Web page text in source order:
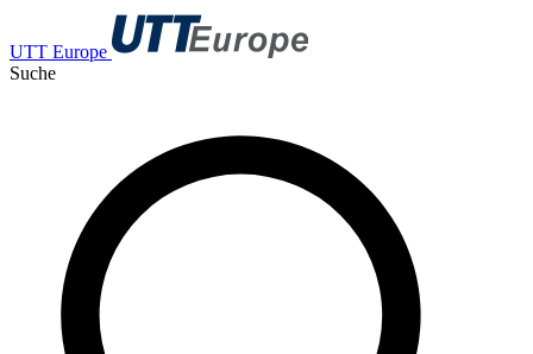
UTT Europe
Suche